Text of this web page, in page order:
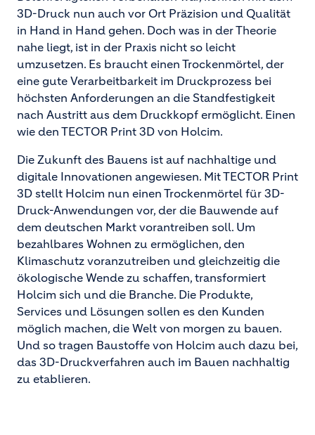
3D-Druck nun auch vor Ort Präzision und Qualität
in Hand in Hand gehen. Doch was in der Theorie
nahe liegt, ist in der Praxis nicht so leicht
umzusetzen. Es braucht einen Trockenmörtel, der
eine gute Verarbeitbarkeit im Druckprozess bei
höchsten Anforderungen an die Standfestigkeit
nach Austritt aus dem Druckkopf ermöglicht. Einen
wie den TECTOR Print 3D von Holcim.
Die Zukunft des Bauens ist auf nachhaltige und
digitale Innovationen angewiesen. Mit TECTOR Print
3D stellt Holcim nun einen Trockenmörtel für 3D-
Druck-Anwendungen vor, der die Bauwende auf
dem deutschen Markt vorantreiben soll. Um
bezahlbares Wohnen zu ermöglichen, den
Klimaschutz voranzutreiben und gleichzeitig die
ökologische Wende zu schaffen, transformiert
Holcim sich und die Branche. Die Produkte,
Services und Lösungen sollen es den Kunden
möglich machen, die Welt von morgen zu bauen.
Und so tragen Baustoffe von Holcim auch dazu bei,
das 3D-Druckverfahren auch im Bauen nachhaltig
zu etablieren.